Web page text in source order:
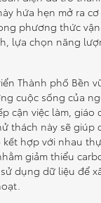
hứa hẹn mở ra
phương thức
lựa chọn năng
Thành phố Bền
cuộc sống của
cận việc làm, giáo
thách này sẽ giúp
hợp với nhau
giảm thiểu
dụng dữ liệu để